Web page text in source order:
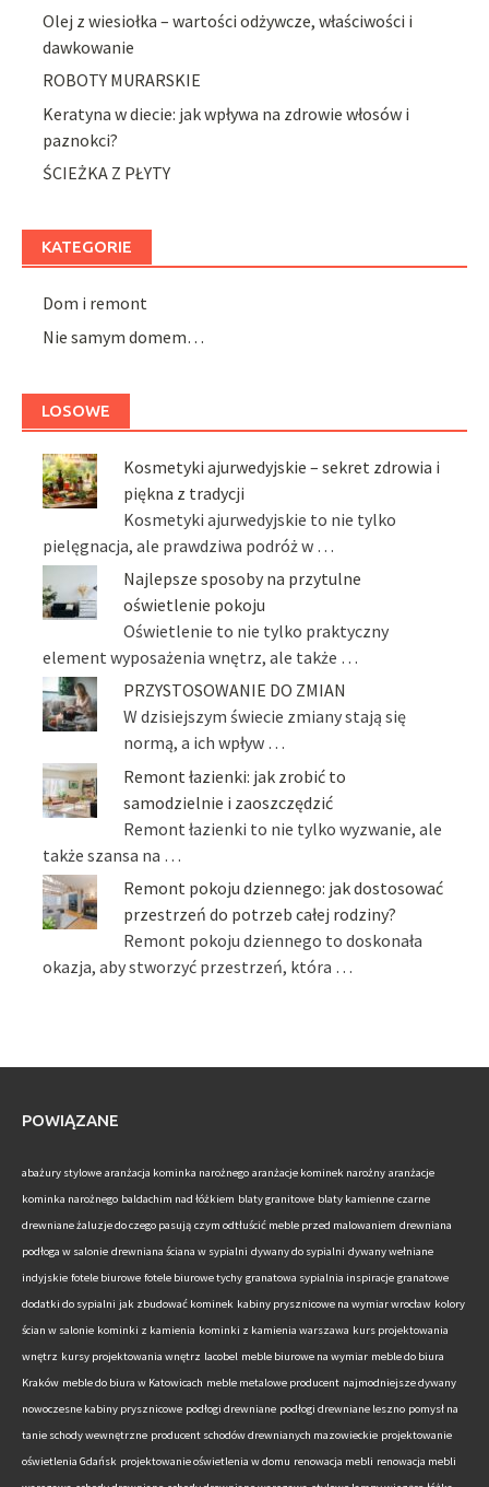
Olej z wiesiołka – wartości odżywcze, właściwości i
dawkowanie
ROBOTY MURARSKIE
Keratyna w diecie: jak wpływa na zdrowie włosów i
paznokci?
ŚCIEŻKA Z PŁYTY
KATEGORIE
Dom i remont
Nie samym domem…
LOSOWE
Kosmetyki ajurwedyjskie – sekret zdrowia i
piękna z tradycji
Kosmetyki ajurwedyjskie to nie tylko
pielęgnacja, ale prawdziwa podróż w …
Najlepsze sposoby na przytulne
oświetlenie pokoju
Oświetlenie to nie tylko praktyczny
element wyposażenia wnętrz, ale także …
PRZYSTOSOWANIE DO ZMIAN
W dzisiejszym świecie zmiany stają się
normą, a ich wpływ …
Remont łazienki: jak zrobić to
samodzielnie i zaoszczędzić
Remont łazienki to nie tylko wyzwanie, ale
także szansa na …
Remont pokoju dziennego: jak dostosować
przestrzeń do potrzeb całej rodziny?
Remont pokoju dziennego to doskonała
okazja, aby stworzyć przestrzeń, która …
POWIĄZANE
abażury stylowe aranżacja kominka narożnego aranżacje kominek narożny aranżacje
kominka narożnego baldachim nad łóżkiem blaty granitowe blaty kamienne czarne
drewniane żaluzje do czego pasują czym odtłuścić meble przed malowaniem drewniana
podłoga w salonie drewniana ściana w sypialni dywany do sypialni dywany wełniane
indyjskie fotele biurowe fotele biurowe tychy granatowa sypialnia inspiracje granatowe
dodatki do sypialni jak zbudować kominek kabiny prysznicowe na wymiar wrocław kolory
ścian w salonie kominki z kamienia kominki z kamienia warszawa kurs projektowania
wnętrz kursy projektowania wnętrz lacobel meble biurowe na wymiar meble do biura
Kraków meble do biura w Katowicach meble metalowe producent najmodniejsze dywany
nowoczesne kabiny prysznicowe podłogi drewniane podłogi drewniane leszno pomysł na
tanie schody wewnętrzne producent schodów drewnianych mazowieckie projektowanie
oświetlenia Gdańsk projektowanie oświetlenia w domu renowacja mebli renowacja mebli